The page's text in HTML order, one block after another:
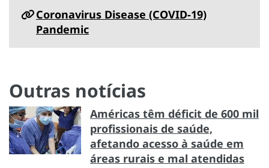
Coronavirus Disease (COVID-19)
Pandemic
Outras notícias
Américas têm déficit de 600 mil
profissionais de saúde,
afetando acesso à saúde em
áreas rurais e mal atendidas